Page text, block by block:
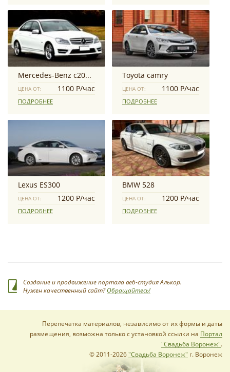
Mercedes-Benz c200 w204
ЦЕНА ОТ: 1100 Р/час
ПОДРОБНЕЕ
Toyota camry
ЦЕНА ОТ: 1100 Р/час
ПОДРОБНЕЕ
Lexus ES300
ЦЕНА ОТ: 1200 Р/час
ПОДРОБНЕЕ
BMW 528
ЦЕНА ОТ: 1200 Р/час
ПОДРОБНЕЕ
Создание и продвижение портала веб-студия Алькор.
Нужен качественный сайт?Обращайтесь!
Перепечатка материалов, независимо от их формы и даты
размещения, возможна только с установкой ссылки на Портал
"Свадьба Воронеж".
© 2011-2026"Свадьба Воронеж" г. Воронеж